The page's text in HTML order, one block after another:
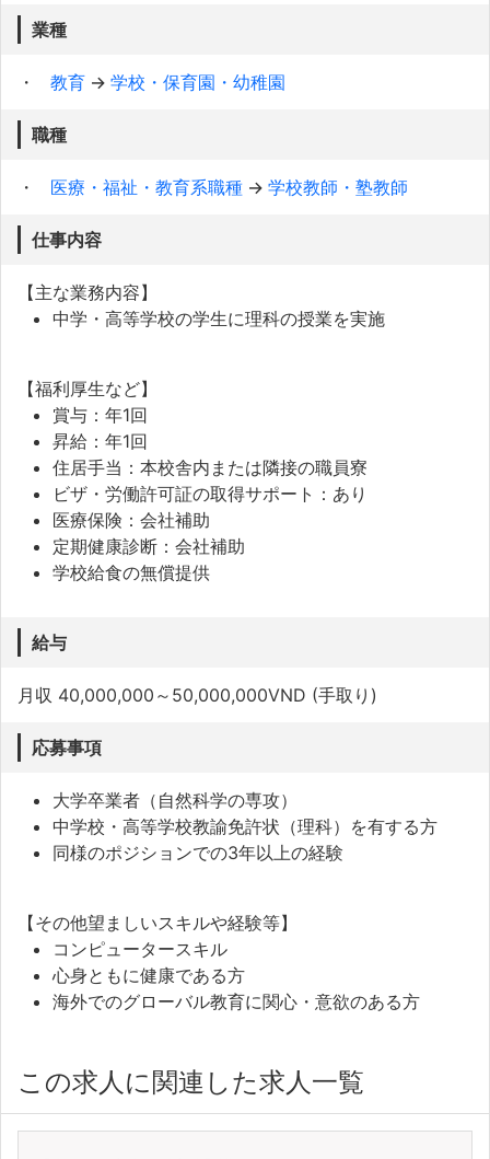
業種
教育 → 学校・保育園・幼稚園
職種
医療・福祉・教育系職種 → 学校教師・塾教師
仕事内容
【主な業務内容】
中学・高等学校の学生に理科の授業を実施
【福利厚生など】
賞与：年1回
昇給：年1回
住居手当：本校舎内または隣接の職員寮
ビザ・労働許可証の取得サポート：あり
医療保険：会社補助
定期健康診断：会社補助
学校給食の無償提供
給与
月収 40,000,000～50,000,000VND (手取り)
応募事項
大学卒業者（自然科学の専攻）
中学校・高等学校教諭免許状（理科）を有する方
同様のポジションでの3年以上の経験
【その他望ましいスキルや経験等】
コンピュータースキル
心身ともに健康である方
海外でのグローバル教育に関心・意欲のある方
この求人に関連した求人一覧